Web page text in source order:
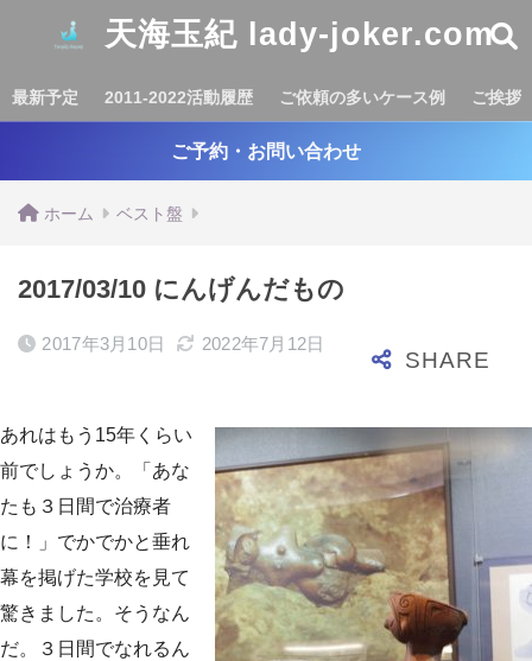
天海玉紀 lady-joker.com
最新予定 2011-2022活動履歴 ご依頼の多いケース例 ご挨拶
ご予約・お問い合わせ
ホーム ベスト盤
2017/03/10 にんげんだもの
2017年3月10日 2022年7月12日
あれはもう15年くらい
前でしょうか。「あな
たも３日間で治療者
に！」でかでかと垂れ
幕を掲げた学校を見て
驚きました。そうなん
だ。３日間でなれるん